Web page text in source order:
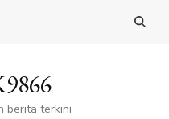
berita terkini